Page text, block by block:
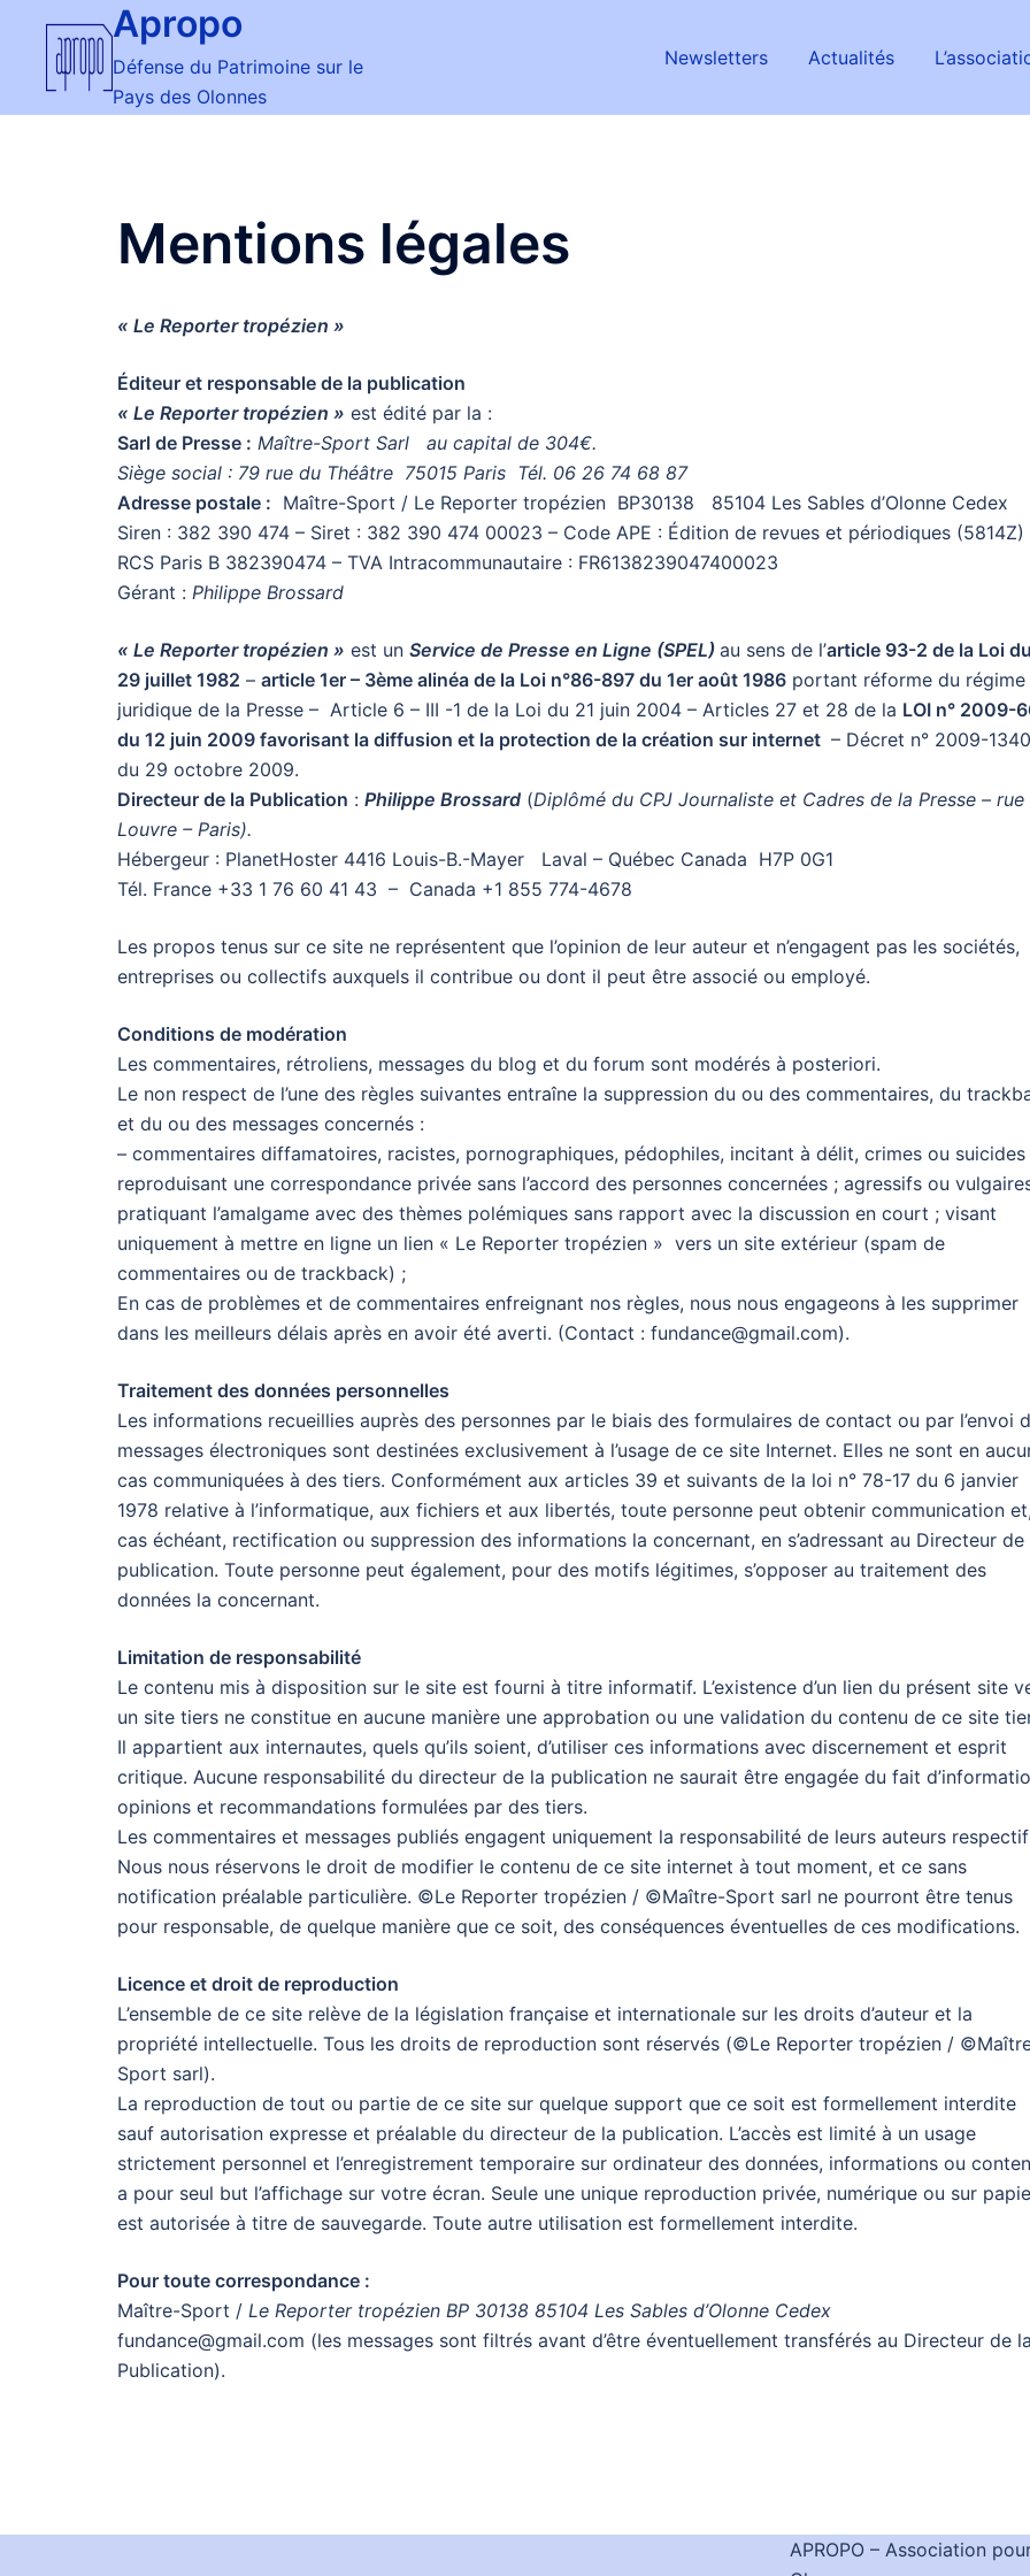
contenu
Apropo
Défense du Patrimoine sur le
Pays des Olonnes
Newsletters Actualités
Mentions légales
« Le Reporter tropézien »
Éditeur et responsable de la publication
« Le Reporter tropézien » est édité par la :
Sarl de Presse : Maître-Sport Sarl au capital de 304€.
Siège social : 79 rue du Théâtre 75015 Paris Tél. 06 26 74 68 87
Adresse postale : Maître-Sport / Le Reporter tropézien BP30138 85104 Les Sables d’Olonne Cedex
Siren : 382 390 474 – Siret : 382 390 474 00023 – Code APE : Édition de revues et périodiques (5814Z)
RCS Paris B 382390474 – TVA Intracommunautaire : FR6138239047400023
Gérant : Philippe Brossard
« Le Reporter tropézien » est un Service de Presse en Ligne (SPEL) au sens de l’article 93-2 de la Loi du
29 juillet 1982 – article 1er – 3ème alinéa de la Loi n°86-897 du 1er août 1986 portant réforme du régime
juridique de la Presse – Article 6 – III -1 de la Loi du 21 juin 2004 – Articles 27 et 28 de la LOI n° 2009-
du 12 juin 2009 favorisant la diffusion et la protection de la création sur internet – Décret n° 2009-1340
du 29 octobre 2009.
Directeur de la Publication : Philippe Brossard (Diplômé du CPJ Journaliste et Cadres de la Presse – rue
Louvre – Paris).
Hébergeur : PlanetHoster 4416 Louis-B.-Mayer Laval – Québec Canada H7P 0G1
Tél. France +33 1 76 60 41 43 – Canada +1 855 774-4678
Les propos tenus sur ce site ne représentent que l’opinion de leur auteur et n’engagent pas les sociétés,
entreprises ou collectifs auxquels il contribue ou dont il peut être associé ou employé.
Conditions de modération
Les commentaires, rétroliens, messages du blog et du forum sont modérés à posteriori.
Le non respect de l’une des règles suivantes entraîne la suppression du ou des commentaires, du
et du ou des messages concernés :
– commentaires diffamatoires, racistes, pornographiques, pédophiles, incitant à délit, crimes ou suicides
reproduisant une correspondance privée sans l’accord des personnes concernées ; agressifs ou
pratiquant l’amalgame avec des thèmes polémiques sans rapport avec la discussion en court ; visant
uniquement à mettre en ligne un lien « Le Reporter tropézien » vers un site extérieur (spam de
commentaires ou de trackback) ;
En cas de problèmes et de commentaires enfreignant nos règles, nous nous engageons à les supprimer
dans les meilleurs délais après en avoir été averti. (Contact : fundance@gmail.com).
Traitement des données personnelles
Les informations recueillies auprès des personnes par le biais des formulaires de contact ou par l’envoi
messages électroniques sont destinées exclusivement à l’usage de ce site Internet. Elles ne sont en
cas communiquées à des tiers. Conformément aux articles 39 et suivants de la loi n° 78-17 du 6 janvier
1978 relative à l’informatique, aux fichiers et aux libertés, toute personne peut obtenir communication
cas échéant, rectification ou suppression des informations la concernant, en s’adressant au Directeur de
publication. Toute personne peut également, pour des motifs légitimes, s’opposer au traitement des
données la concernant.
Limitation de responsabilité
Le contenu mis à disposition sur le site est fourni à titre informatif. L’existence d’un lien du présent site
un site tiers ne constitue en aucune manière une approbation ou une validation du contenu de ce site
Il appartient aux internautes, quels qu’ils soient, d’utiliser ces informations avec discernement et esprit
critique. Aucune responsabilité du directeur de la publication ne saurait être engagée du fait
opinions et recommandations formulées par des tiers.
Les commentaires et messages publiés engagent uniquement la responsabilité de leurs auteurs
Nous nous réservons le droit de modifier le contenu de ce site internet à tout moment, et ce sans
notification préalable particulière. ©Le Reporter tropézien / ©Maître-Sport sarl ne pourront être tenus
pour responsable, de quelque manière que ce soit, des conséquences éventuelles de ces modifications.
Licence et droit de reproduction
L’ensemble de ce site relève de la législation française et internationale sur les droits d’auteur et la
propriété intellectuelle. Tous les droits de reproduction sont réservés (©Le Reporter tropézien /
Sport sarl).
La reproduction de tout ou partie de ce site sur quelque support que ce soit est formellement interdite
sauf autorisation expresse et préalable du directeur de la publication. L’accès est limité à un usage
strictement personnel et l’enregistrement temporaire sur ordinateur des données, informations ou
a pour seul but l’affichage sur votre écran. Seule une unique reproduction privée, numérique ou sur
est autorisée à titre de sauvegarde. Toute autre utilisation est formellement interdite.
Pour toute correspondance :
Maître-Sport / Le Reporter tropézien BP 30138 85104 Les Sables d’Olonne Cedex
fundance@gmail.com (les messages sont filtrés avant d’être éventuellement transférés au Directeur de la
Publication).
APROPO – Association